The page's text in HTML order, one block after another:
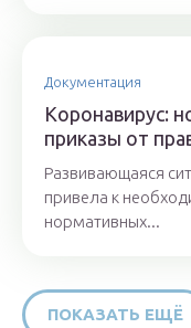
Документация
Коронавирус:
приказы от
Развивающаяся
привела к
нормативных...
ПОКАЗАТЬ ЕЩЁ